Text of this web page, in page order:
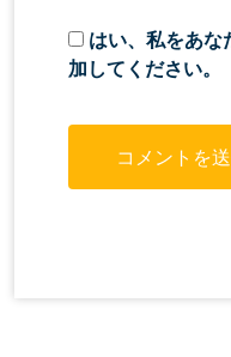
はい、私をあな
加してください。